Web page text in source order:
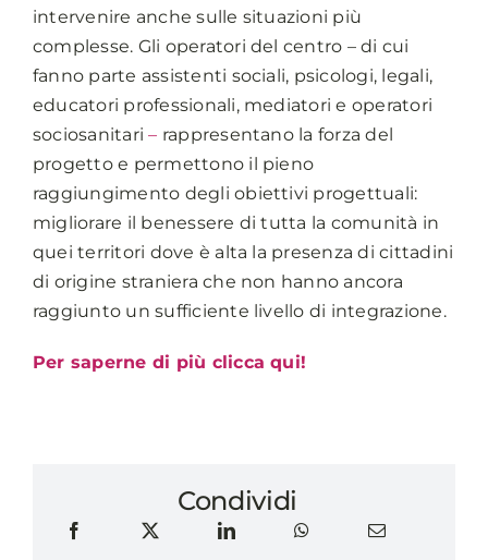
intervenire anche sulle situazioni più
complesse. Gli operatori del centro – di cui
fanno parte assistenti sociali, psicologi, legali,
educatori professionali, mediatori e operatori
sociosanitari– rappresentano la forza del
progetto e permettono il pieno
raggiungimento degli obiettivi progettuali:
migliorare il benessere di tutta la comunità in
quei territori dove è alta la presenza di cittadini
di origine straniera che non hanno ancora
raggiunto un sufficiente livello di integrazione.
Per saperne di più clicca qui!
Condividi